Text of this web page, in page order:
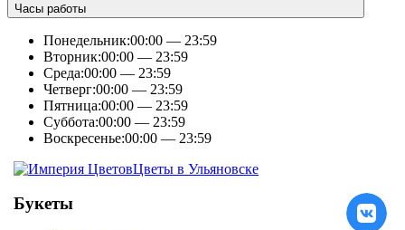
Часы работы
Понедельник:00:00 — 23:59
Вторник:00:00 — 23:59
Среда:00:00 — 23:59
Четверг:00:00 — 23:59
Пятница:00:00 — 23:59
Суббота:00:00 — 23:59
Воскресенье:00:00 — 23:59
Цветы в Ульяновске
Букеты